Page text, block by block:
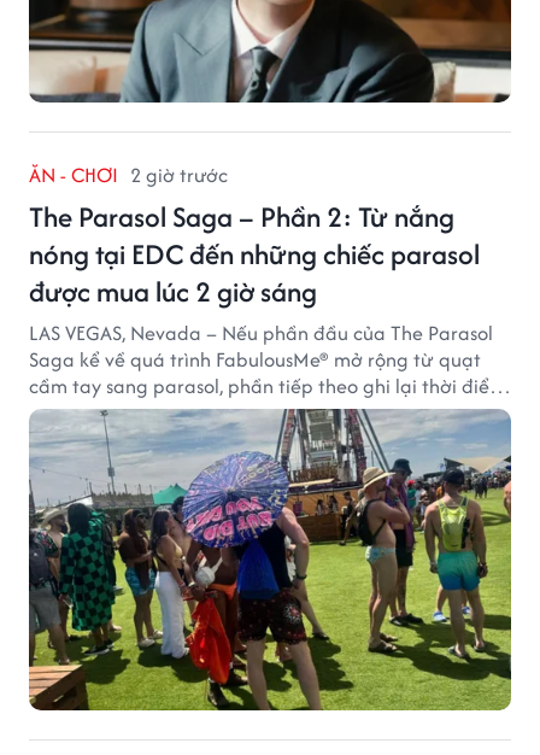
ĂN - CHƠI 2 giờ trước
The Parasol Saga – Phần 2: Từ nắng
nóng tại EDC đến những chiếc parasol
được mua lúc 2 giờ sáng
LAS VEGAS, Nevada – Nếu phần đầu của The Parasol
Saga kể về quá trình FabulousMe® mở rộng từ quạt
cầm tay sang parasol, phần tiếp theo ghi lại thời điểm
sản phẩm được thị trường đón nhận và dần vượt khỏi
công năng che nắng thông thường.